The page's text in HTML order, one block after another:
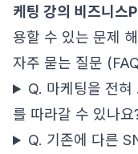
케팅 강의 비즈니스
용할 수 있는 문제
자주 묻는 질문
Q. 마케팅을 전혀
를 따라갈 수 있나요
Q. 기존에 다른